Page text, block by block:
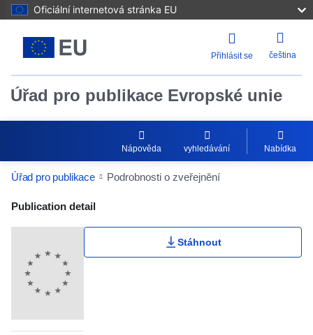
Oficiální internetová stránka EU
Přihlásit se čeština
Úřad pro publikace Evropské unie
Nápověda vyhledávání Nabídka
Úřad pro publikace Podrobnosti o zveřejnění
Publication Detail Actions Portlet
Publication detail
Stáhnout